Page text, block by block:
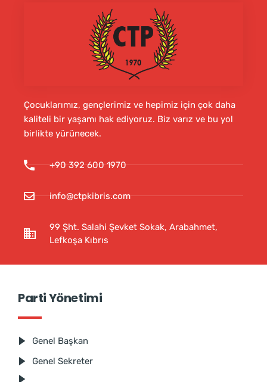
Çocuklarımız, gençlerimiz ve hepimiz için çok daha
kaliteli bir yaşamı hak ediyoruz. Biz varız ve bu yol
birlikte yürünecek.
+90 392 600 1970
info@ctpkibris.com
99 Şht. Salahi Şevket Sokak, Arabahmet,
Lefkoşa Kıbrıs
Parti Yönetimi
Genel Başkan
Genel Sekreter